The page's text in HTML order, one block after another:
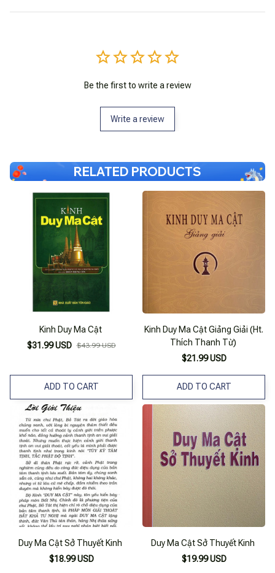
Be the first to write a review
Write a review
RELATED PRODUCTS
Kinh Duy Ma Cật
$31.99 USD $43.99 USD
ADD TO CART
Kinh Duy Ma Cật Giảng Giải (Ht.
Thích Thanh Từ)
$21.99 USD
ADD TO CART
Duy Ma Cật Sở Thuyết Kinh
$18.99 USD
Duy Ma Cật Sở Thuyết Kinh
$19.99 USD